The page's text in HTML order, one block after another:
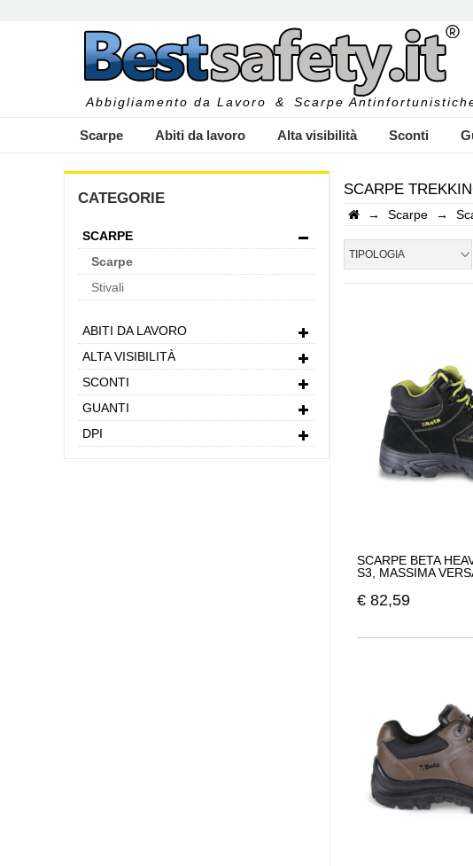
Abbigliamento da Lavoro & Scarpe
Scarpe Abiti da lavoro Alta visibilità Sconti
INSERISCI
CATEGORIE
SCARPE
Scarpe
Stivali
ABITI DA LAVORO
ALTA VISIBILITÀ
SCONTI
GUANTI
DPI
SCARPE
→ Scarpe →
TIPOLOGIA
SCARPE BETA
S3, MASSIMA
€ 82,59